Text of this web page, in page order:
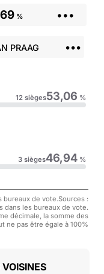
% •••
PRAAG •••
12 sièges53,06 %
3 sièges46,94%
de vote.Sources :
dans les bureaux de vote.
décimale, la somme des
ne pas être égale à 100%